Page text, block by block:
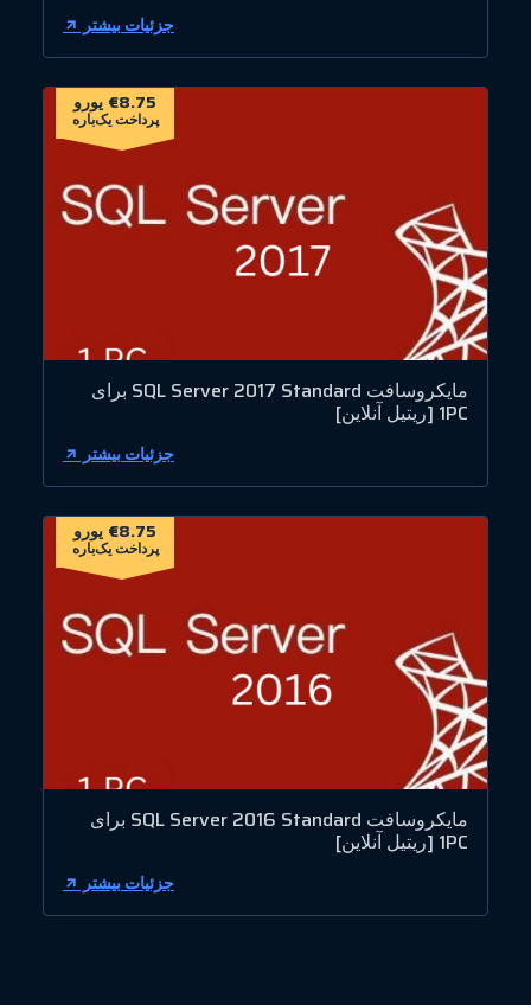
جزئیات بیشتر
€8.75 یورو
پرداخت یک‌باره
مایکروسافت SQL Server 2017 Standard برای
1PC [ریتیل آنلاین]
جزئیات بیشتر
€8.75 یورو
پرداخت یک‌باره
مایکروسافت SQL Server 2016 Standard برای
1PC [ریتیل آنلاین]
جزئیات بیشتر